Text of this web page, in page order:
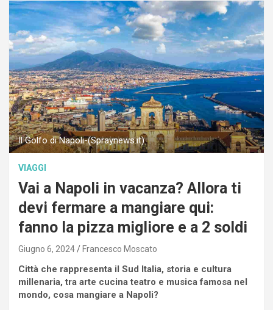
Il Golfo di Napoli-(Spraynews.it)
VIAGGI
Vai a Napoli in vacanza? Allora ti
devi fermare a mangiare qui:
fanno la pizza migliore e a 2 soldi
Giugno 6, 2024 Francesco Moscato
Città che rappresenta il Sud Italia, storia e cultura
millenaria, tra arte cucina teatro e musica famosa nel
mondo, cosa mangiare a Napoli?